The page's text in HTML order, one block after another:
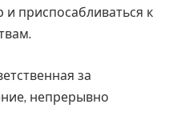
приспосабливаться к
за
непрерывно